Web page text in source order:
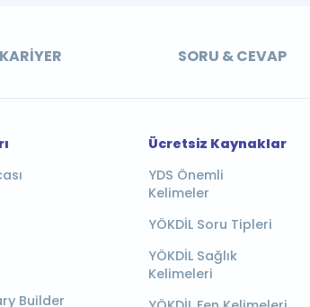
KARIYER SORU & CEVAP
Builder
Ücretsiz Kaynaklar
YDS Önemli
Kelimeler
YÖKDİL Soru Tipleri
YÖKDİL Sağlık
Kelimeleri